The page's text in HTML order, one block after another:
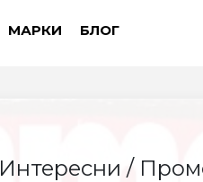
МАРКИ БЛОГ
Интересни /